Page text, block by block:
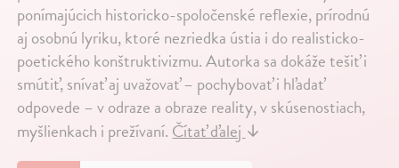
ponímajúcich historicko-spoločenské reflexie, prírodnú
aj osobnú lyriku, ktoré nezriedka ústia i do realisticko-
poetického konštruktivizmu. Autorka sa dokáže tešiť i
smútiť, snívať aj uvažovať – pochybovať i hľadať
odpovede – v odraze a obraze reality, v skúsenostiach,
myšlienkach i prežívaní. Čítať ďalej ↓